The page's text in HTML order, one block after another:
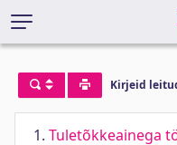
Kirjeid
1. Tuletõkkeainega